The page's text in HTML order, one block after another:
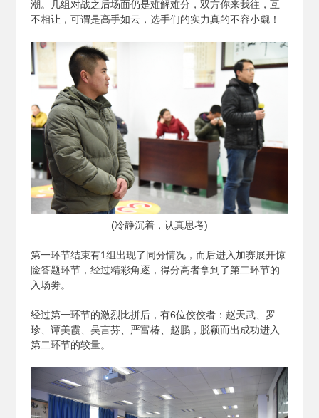
潮。几组对战之后场面仍是难解难分，双方你来我往，互
不相让，可谓是高手如云，选手们的实力真的不容小觑！
(冷静沉着，认真思考)
第一环节结束有1组出现了同分情况，而后进入加赛展开惊
险答题环节，经过精彩角逐，得分高者拿到了第二环节的
入场劵。
经过第一环节的激烈比拼后，有6位佼佼者：赵天武、罗
珍、谭美霞、吴言芬、严富椿、赵鹏，脱颖而出成功进入
第二环节的较量。